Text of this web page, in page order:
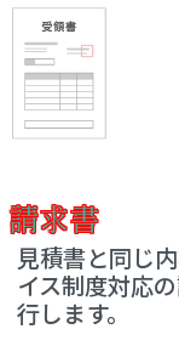
請求書
見積書と同じ
イス制度対応
行します。